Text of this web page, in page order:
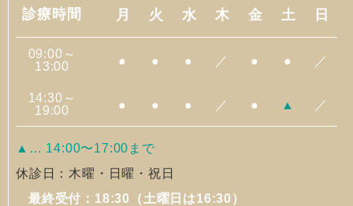
診療時間 月 火 水 木 金 土 日
09:00～
13:00
● ● ● ／ ● ● ／
14:30～
19:00
● ● ● ／ ● ▲ ／
▲… 14:00〜17:00まで
休診日：木曜・日曜・祝日
最終受付：18:30（土曜日は16:30）